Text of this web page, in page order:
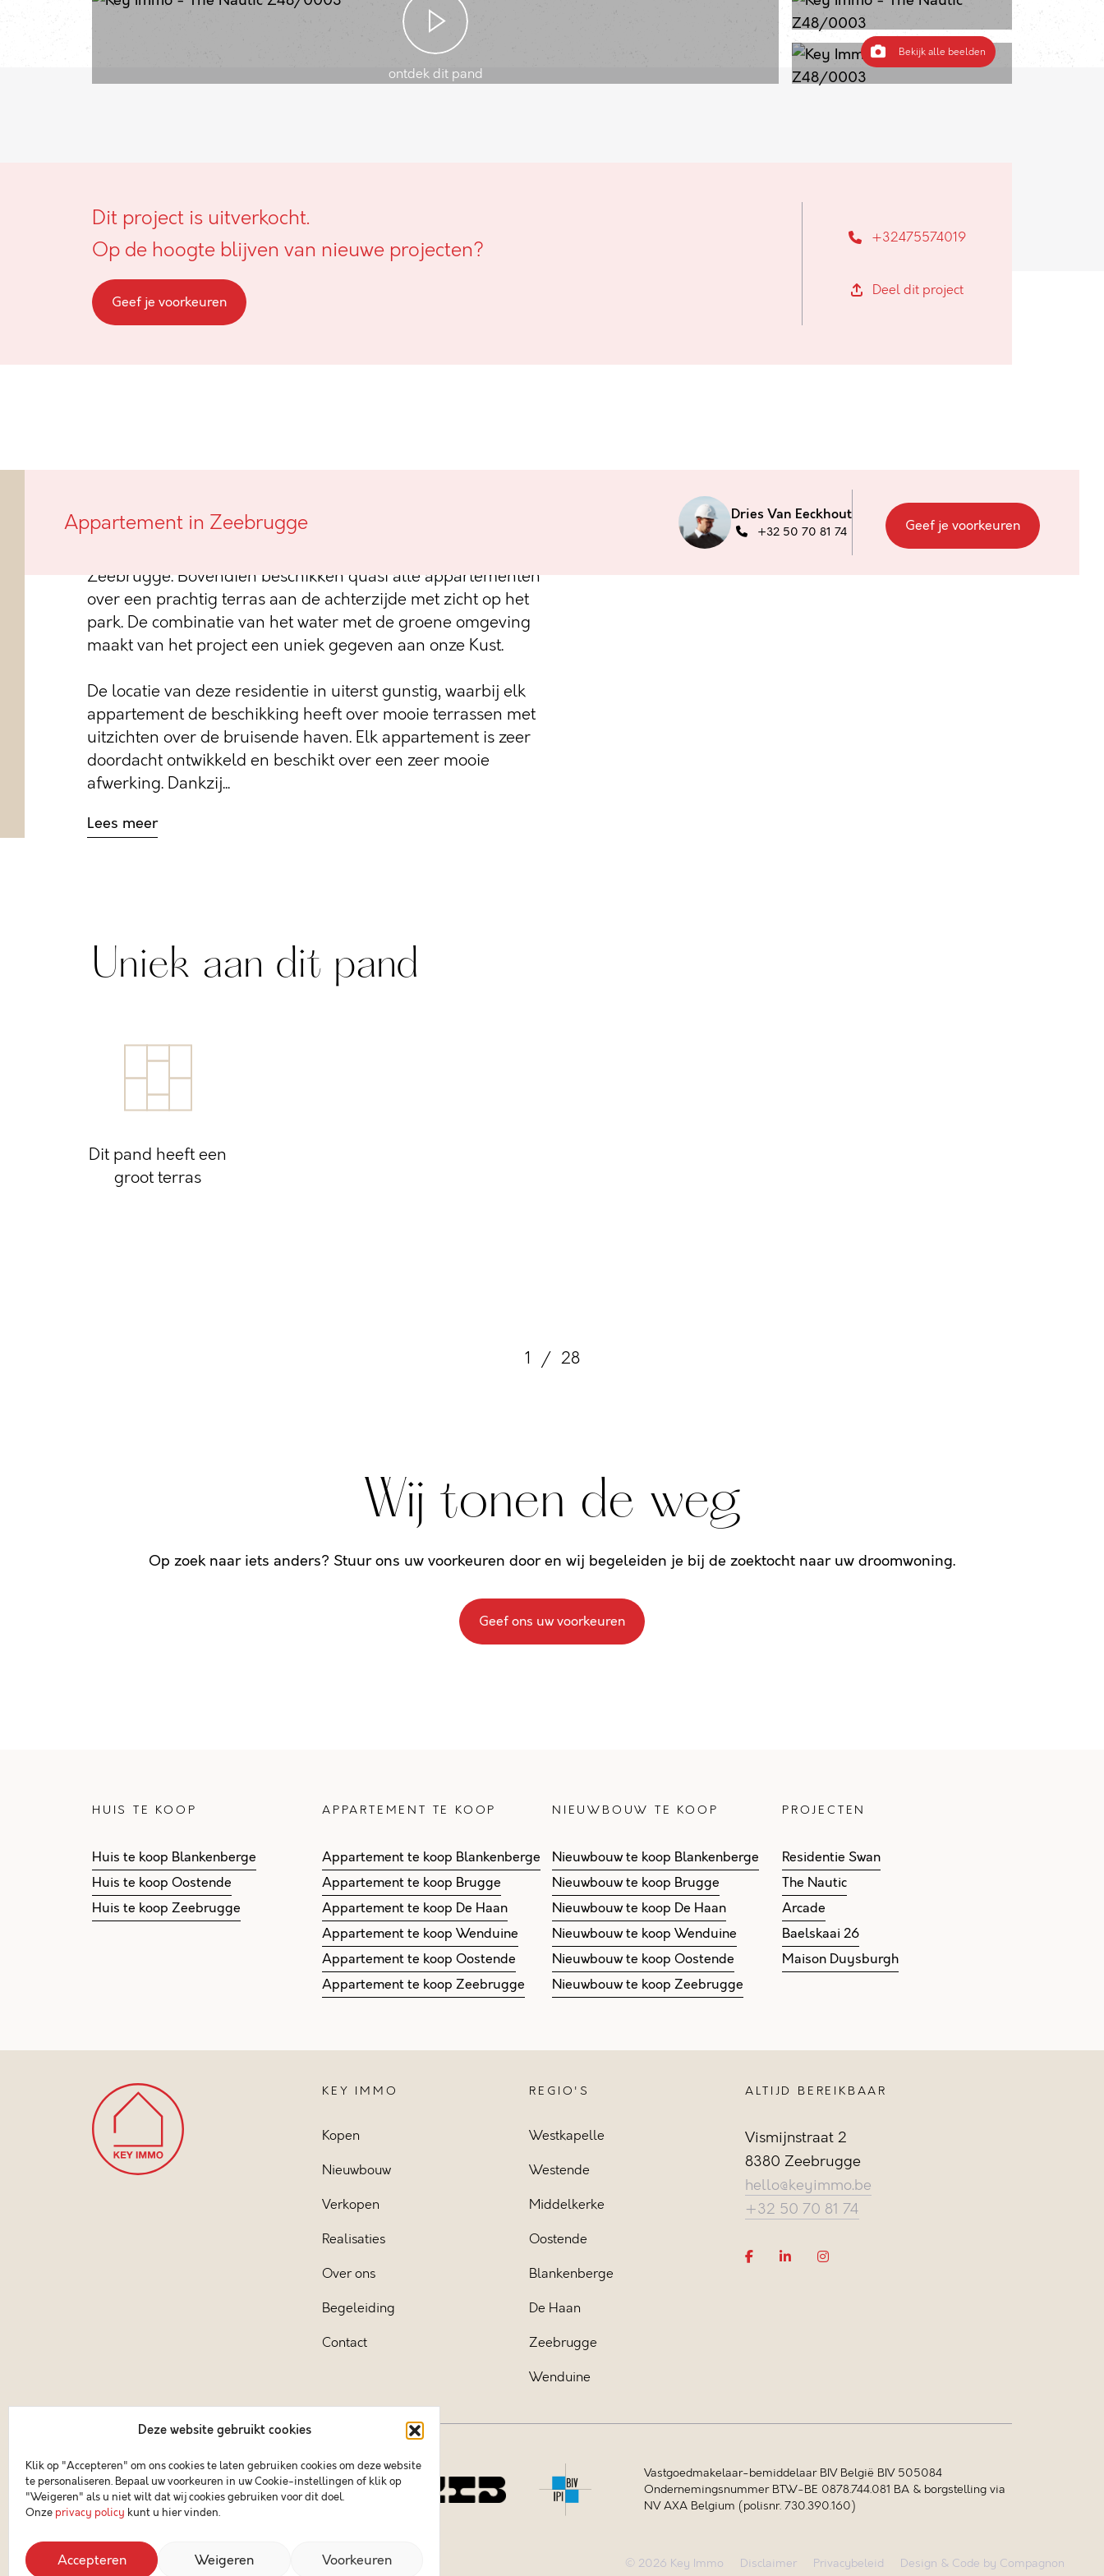
Deze website gebruikt cookies
Klik op "Accepteren" om ons cookies te laten gebruiken cookies om deze website
te personaliseren. Bepaal uw voorkeuren in uw Cookie-instellingen of klik op
"Weigeren" als u niet wilt dat wij cookies gebruiken voor dit doel.
Onze privacy policy kunt u hier vinden.
Accepteren Weigeren Voorkeuren
ontdek dit pand
Bekijk alle beelden
Dit project is uitverkocht.
Op de hoogte blijven van nieuwe projecten?
Geef je voorkeuren
+32475574019
Deel dit project
Appartement in Zeebrugge Dries Van Eeckhout
+32 50 70 81 74 Geef je voorkeuren
vissersboten te Zeebrugge, genaamd Z48 beschikt over 16
Zeebrugge. Bovendien beschikken quasi alle appartementen
over een prachtig terras aan de achterzijde met zicht op het
park. De combinatie van het water met de groene omgeving
maakt van het project een uniek gegeven aan onze Kust.
De locatie van deze residentie in uiterst gunstig, waarbij elk
appartement de beschikking heeft over mooie terrassen met
uitzichten over de bruisende haven. Elk appartement is zeer
doordacht ontwikkeld en beschikt over een zeer mooie
afwerking. Dankzij...
Lees meer
Uniek aan dit pand
Dit pand heeft een
groot terras
1 / 28
Wij tonen de weg
Op zoek naar iets anders? Stuur ons uw voorkeuren door en wij begeleiden je bij de zoektocht naar uw droomwoning.
Geef ons uw voorkeuren
HUIS TE KOOP
Huis te koop Blankenberge
Huis te koop Oostende
Huis te koop Zeebrugge
APPARTEMENT TE KOOP
Appartement te koop Blankenberge
Appartement te koop Brugge
Appartement te koop De Haan
Appartement te koop Wenduine
Appartement te koop Oostende
Appartement te koop Zeebrugge
NIEUWBOUW TE KOOP
Nieuwbouw te koop Blankenberge
Nieuwbouw te koop Brugge
Nieuwbouw te koop De Haan
Nieuwbouw te koop Wenduine
Nieuwbouw te koop Oostende
Nieuwbouw te koop Zeebrugge
PROJECTEN
Residentie Swan
The Nautic
Arcade
Baelskaai 26
Maison Duysburgh
KEY IMMO
Kopen
Nieuwbouw
Verkopen
Realisaties
Over ons
Begeleiding
Contact
REGIO'S
Westkapelle
Westende
Middelkerke
Oostende
Blankenberge
De Haan
Zeebrugge
Wenduine
ALTIJD BEREIKBAAR
Vismijnstraat 2
8380 Zeebrugge
hello@keyimmo.be
+32 50 70 81 74
Vastgoedmakelaar-bemiddelaar BIV België BIV 505084
Ondernemingsnummer BTW-BE 0878.744.081 BA & borgstelling via
NV AXA Belgium (polisnr. 730.390.160)
© 2026 Key Immo Disclaimer Privacybeleid Design & Code by Compagnon